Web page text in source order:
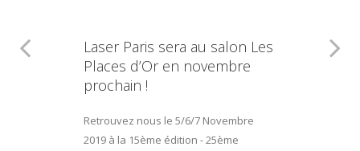
Laser Paris sera au salon Les
Places d’Or en novembre
prochain !
Retrouvez nous le 5/6/7 Novembre
2019 à la 15ème édition - 25ème